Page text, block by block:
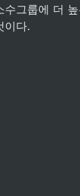
수그룹에 더
이다.